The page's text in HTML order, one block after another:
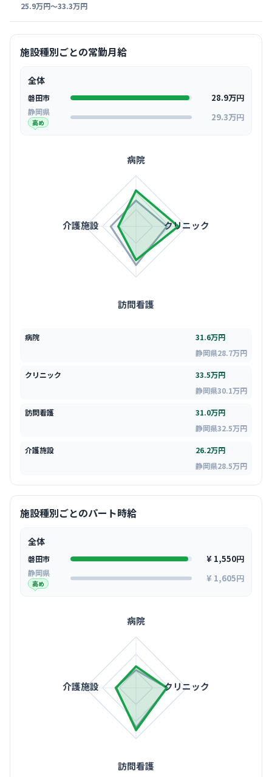
25.9万円〜33.3万円
施設種別ごとの常勤月給
全体
磐田市 28.9万円
静岡県
高め 29.3万円
病院
クリニック
訪問看護
介護施設
病院
31.6万円
静岡県28.7万円
クリニック
33.5万円
静岡県30.1万円
訪問看護
31.0万円
静岡県32.5万円
介護施設
26.2万円
静岡県28.5万円
施設種別ごとのパート時給
全体
磐田市 ¥ 1,550円
静岡県
高め ¥ 1,605円
病院
クリニック
訪問看護
介護施設